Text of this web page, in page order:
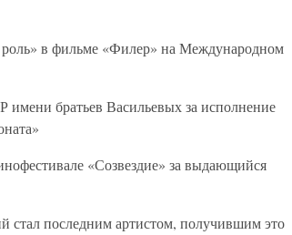
в фильме «Филер» на Международном
братьев Васильевых за исполнение
«Созвездие» за выдающийся
последним артистом, получившим это